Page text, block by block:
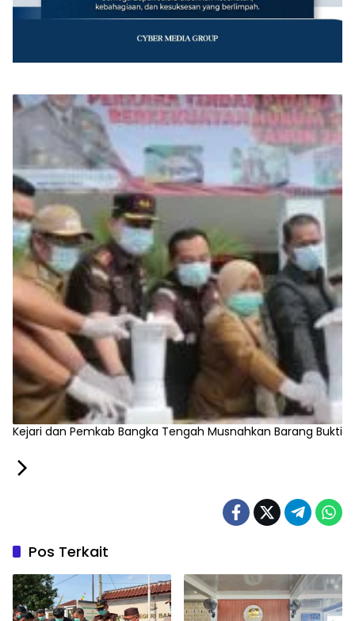
‎Kejari dan Pemkab Bangka Tengah Musnahkan Barang Bukti
Pos Terkait